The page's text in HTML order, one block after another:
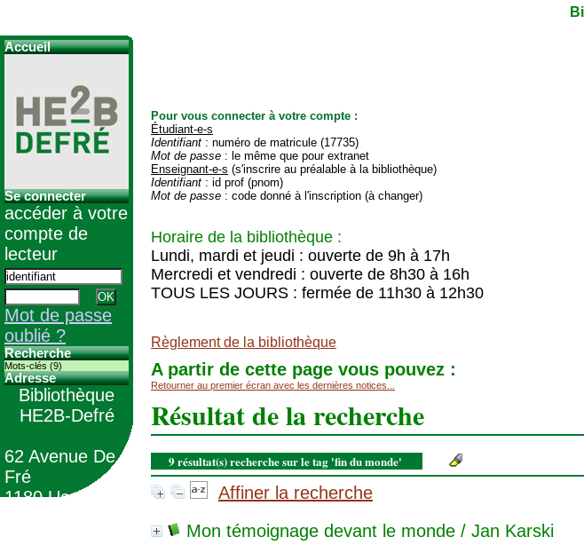
Pour vous connecter à votre compte :
Étudiant-e-s
Identifiant : numéro de matricule (17735)
Mot de passe : le même que pour extranet
Enseignant-e-s (s'inscrire au préalable à la bibliothèque)
Identifiant : id prof (pnom)
Mot de passe : code donné à l'inscription (à changer)
Horaire de la bibliothèque :
Lundi, mardi et jeudi : ouverte de 9h à 17h
Mercredi et vendredi : ouverte de 8h30 à 16h
TOUS LES JOURS : fermée de 11h30 à 12h30
Règlement de la bibliothèque
A partir de cette page vous pouvez :
Retourner au premier écran avec les dernières notices...
Résultat de la recherche
9 résultat(s) recherche sur le tag 'fin du monde'
Affiner la recherche
Mon témoignage devant le monde / Jan Karski
Accueil
Se connecter
accéder à votre
compte de
lecteur
Mot de passe
oublié ?
Recherche
Mots-clés (9)
Adresse
Bibliothèque
HE2B-Defré
62 Avenue De
Fré
1180 Uccle